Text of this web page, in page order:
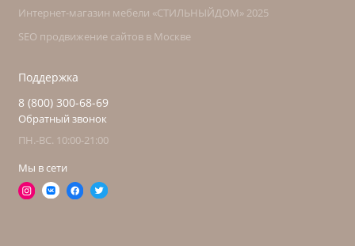
Интернет-магазин мебели «СТИЛЬНЫЙДОМ» 2025
SEO продвижение сайтов в Москве
Поддержка
8 (800) 300-68-69
Обратный звонок
ПН.-ВС. 10:00-21:00
Мы в сети